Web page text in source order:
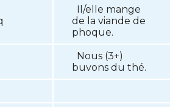
Il/elle mange
de la viande de
phoque.
Nous (3+)
buvons du thé.